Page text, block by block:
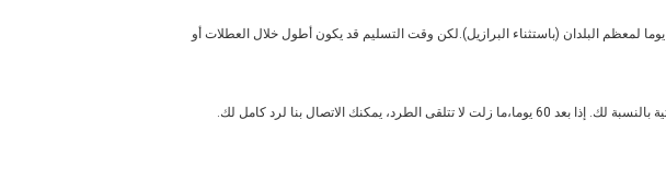
2. بعد إرسال الطرد ، سيصبح غير قابل للسيطرة. سنقدر صبره خلال فترة التسليم. وقت التسليم المقدر هو 15 ~ 45 يوما لمعظم البلدان (باستثناء البرازيل).لكن وقت التسليم قد يكون أطول خلال العطلات أو